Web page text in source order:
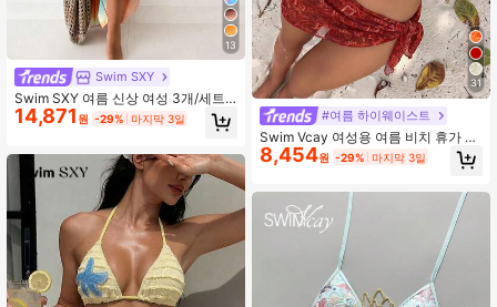
13
Swim SXY
Swim SXY 여름 신상 여성 3개/세트
그라데이션 로프 스트랩 크롭 탑 & 타
이 사이드 비치 드레스 비키니 세트 여
여성용 레이브 의상 투피스 리조트 웨
어 여성 휴가 드레스 커버업 포함 여성
용 비키니 세트 2피스 세트 비키니 커
버업 드레스 여성용 비치 의상 비치 의
상 여성 드레스
14,871 원 -29% 마지막 3일
31
#여름 하이웨이스트
Swim Vcay 여성용 여름 비치 휴가 패
턴 홀터넥 타이백 섹시 비키니 수영복
3피스 세트
8,454원 -29% 마지막 3일